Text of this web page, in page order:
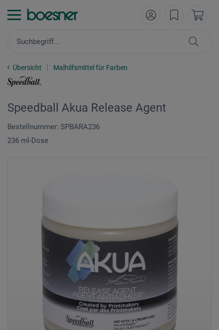
Übersicht Malhilfsmittel für Farben
Speedball Akua Release Agent
Bestellnummer: SPBARA236
236 ml-Dose